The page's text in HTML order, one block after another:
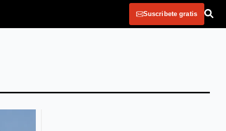
Suscribete gratis